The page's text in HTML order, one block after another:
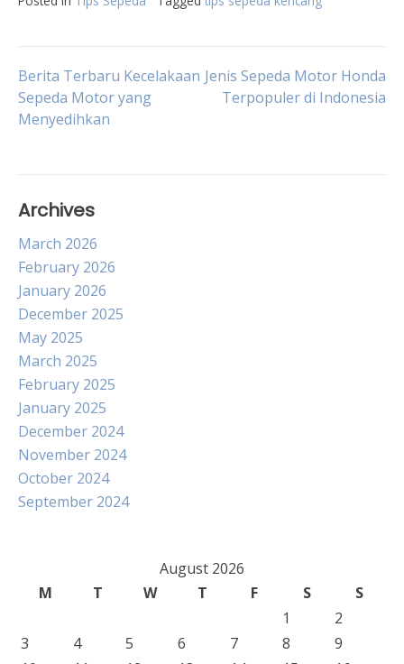
Post
navigation
Berita Terbaru Kecelakaan
Sepeda Motor yang
Menyedihkan
Jenis Sepeda Motor Honda
Terpopuler di Indonesia
Archives
March 2026
February 2026
January 2026
December 2025
May 2025
March 2025
February 2025
January 2025
December 2024
November 2024
October 2024
September 2024
August 2026
M
T W T F S
S
1
2
3
4 5 6 7 8
9